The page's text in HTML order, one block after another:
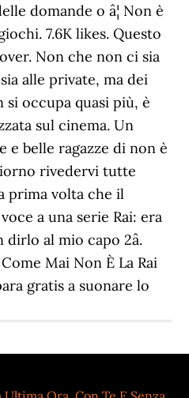
domande o â¦ Non è
7.6K likes. Questo
Non che non ci sia
alle private, ma dei
occupa quasi più, è
sul cinema. Un
e belle ragazze di non è
rivedervi tutte
prima volta che il
a una serie Rai: era
dirlo al mio capo 2â.
Mai Non È La Rai
gratis a suonare lo